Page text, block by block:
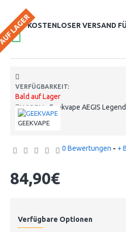
LAGERKOSTENLOSER VERSAND
VERFÜGBARKEIT:
Bald auf Lager
MODELL: Geekvape AEGIS
GEEKVAPE
0 Bewertungen - +
84,90€
Verfügbare Optionen